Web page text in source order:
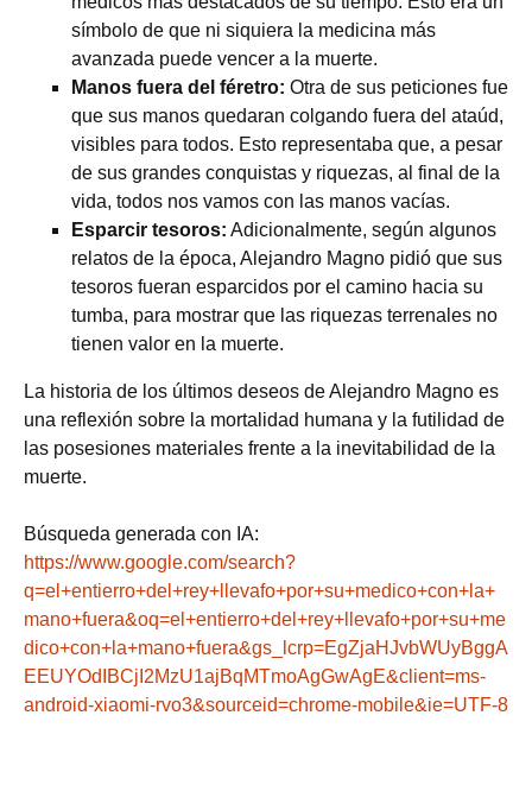
símbolo de que ni siquiera la medicina más
avanzada puede vencer a la muerte.
Manos fuera del féretro: Otra de sus peticiones fue
que sus manos quedaran colgando fuera del ataúd,
visibles para todos. Esto representaba que, a pesar
de sus grandes conquistas y riquezas, al final de la
vida, todos nos vamos con las manos vacías.
Esparcir tesoros: Adicionalmente, según algunos
relatos de la época, Alejandro Magno pidió que sus
tesoros fueran esparcidos por el camino hacia su
tumba, para mostrar que las riquezas terrenales no
tienen valor en la muerte.
La historia de los últimos deseos de Alejandro Magno es
una reflexión sobre la mortalidad humana y la futilidad de
las posesiones materiales frente a la inevitabilidad de la
muerte.
Búsqueda generada con IA:
https://www.google.com/search?
q=el+entierro+del+rey+llevafo+por+su+medico+con+la+
mano+fuera&oq=el+entierro+del+rey+llevafo+por+su+me
dico+con+la+mano+fuera&gs_lcrp=EgZjaHJvbWUyBggA
EEUYOdIBCjI2MzU1ajBqMTmoAgGwAgE&client=ms-
android-xiaomi-rvo3&sourceid=chrome-mobile&ie=UTF-8